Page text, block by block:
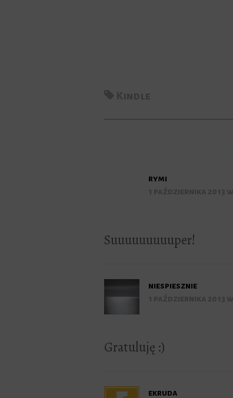
rymi
Suuuuuuuuuper!
niespiesznie
Gratuluję :)
ekruda